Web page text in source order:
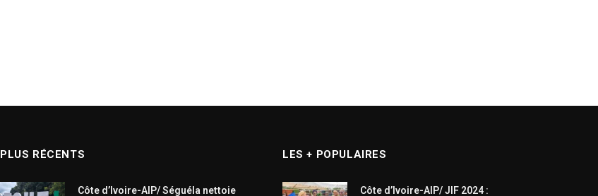
PLUS RÉCENTS
Côte d’Ivoire-AIP/ Séguéla nettoie
LES + POPULAIRES
Côte d’Ivoire-AIP/ JIF 2024 :